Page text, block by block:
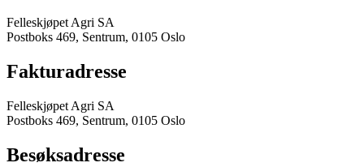
Felleskjøpet Agri SA
Postboks 469, Sentrum, 0105 Oslo
Fakturadresse
Felleskjøpet Agri SA
Postboks 469, Sentrum, 0105 Oslo
Besøksadresse